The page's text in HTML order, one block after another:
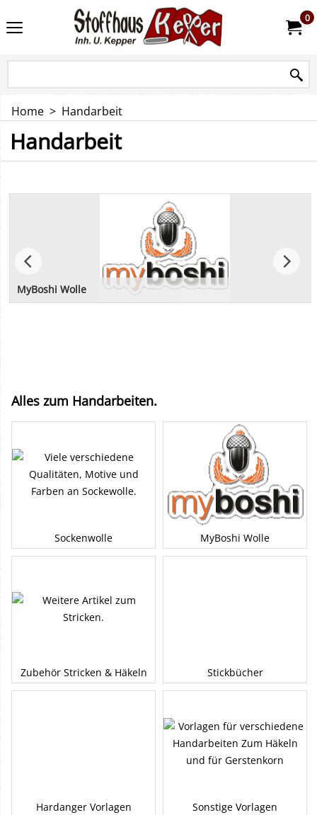
0
Home > Handarbeit
Handarbeit
MyBoshi Wolle
Wolle für Mützen und Schals von MyBoshi
Alles zum Handarbeiten.
Sockenwolle MyBoshi Wolle
Zubehör Stricken & Häkeln Stickbücher
Hardanger Vorlagen Sonstige Vorlagen